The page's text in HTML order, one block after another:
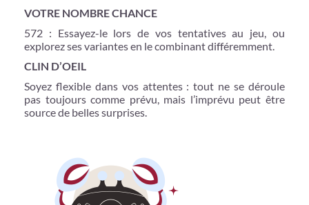
VOTRE NOMBRE CHANCE
572 : Essayez-le lors de vos tentatives au jeu, ou
explorez ses variantes en le combinant différemment.
CLIN D’OEIL
Soyez flexible dans vos attentes : tout ne se déroule
pas toujours comme prévu, mais l’imprévu peut être
source de belles surprises.